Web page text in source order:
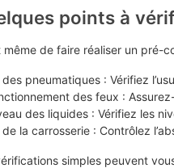
points à
même de faire réaliser un pré-
des pneumatiques : Vérifiez
des feux :
des liquides : Vérifiez les
de la carrosserie : Contrôlez
simples peuvent